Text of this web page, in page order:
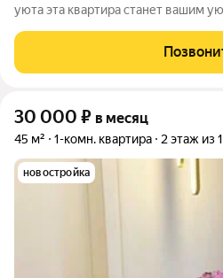
уюта эта квартира станет вашим уютным гнёздышком в
17-этажного здания, квартира
метров подарит вам ощущение
30 000 ₽ в месяц
45 м² 1-комн. квартира 2 этаж из
новостройка